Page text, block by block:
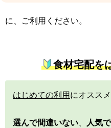
に、ご利用ください。
食材宅配を
はじめての利用 にオスス
選んで間違いない 人気